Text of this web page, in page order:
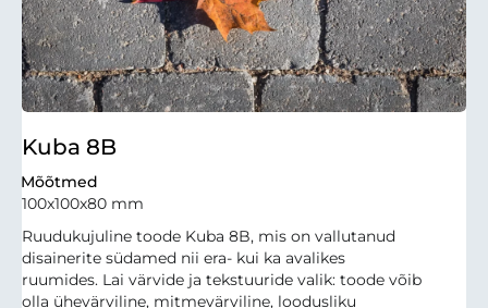
Kuba 8B
Mõõtmed
100x100x80 mm
Ruudukujuline toode Kuba 8B, mis on vallutanud
disainerite südamed nii era- kui ka avalikes
ruumides. Lai värvide ja tekstuuride valik: toode võib
olla ühevärviline, mitmevärviline, loodusliku